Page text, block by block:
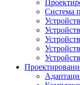
Система